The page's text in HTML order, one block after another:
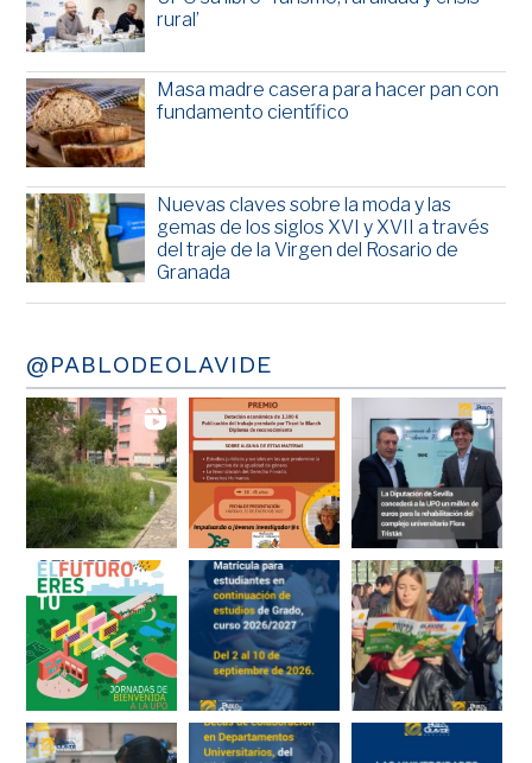
rural’
Masa madre casera para hacer pan con
fundamento científico
Nuevas claves sobre la moda y las
gemas de los siglos XVI y XVII a través
del traje de la Virgen del Rosario de
Granada
@PABLODEOLAVIDE